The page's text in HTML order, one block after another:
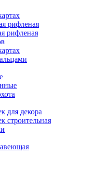
рифленая
рифленая
для декора